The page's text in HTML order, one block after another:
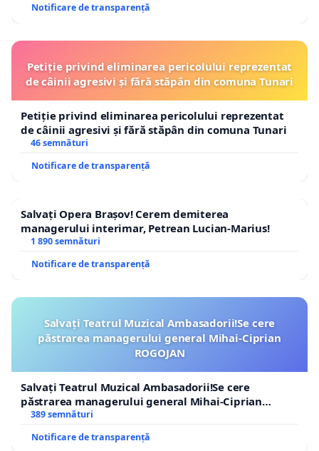
Notificare de transparență
Petiție privind eliminarea pericolului reprezentat
de câinii agresivi și fără stăpân din comuna Tunari
Petiție privind eliminarea pericolului reprezentat
de câinii agresivi și fără stăpân din comuna Tunari
46 semnături
Notificare de transparență
Salvați Opera Brașov! Cerem demiterea
managerului interimar, Petrean Lucian-Marius!
1 890 semnături
Notificare de transparență
Salvați Teatrul Muzical Ambasadorii!Se cere
păstrarea managerului general Mihai-Ciprian
ROGOJAN
Salvați Teatrul Muzical Ambasadorii!Se cere
păstrarea managerului general Mihai-Ciprian
ROGOJAN
389 semnături
Notificare de transparență